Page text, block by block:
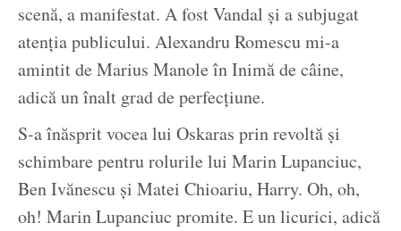
scenă, a manifestat. A fost Vandal și a subjugat
atenția publicului. Alexandru Romescu mi-a
amintit de Marius Manole în Inimă de câine,
adică un înalt grad de perfecțiune.
S-a înăsprit vocea lui Oskaras prin revoltă și
schimbare pentru rolurile lui Marin Lupanciuc,
Ben Ivănescu și Matei Chioariu, Harry. Oh, oh,
oh! Marin Lupanciuc promite. E un licurici, adică